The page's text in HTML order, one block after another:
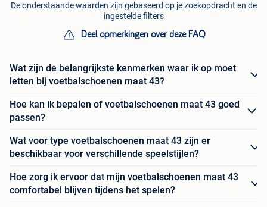
De onderstaande waarden zijn gebaseerd op je zoekopdracht en de
ingestelde filters
Deel opmerkingen over deze FAQ
Wat zijn de belangrijkste kenmerken waar ik op moet
letten bij voetbalschoenen maat 43?
Hoe kan ik bepalen of voetbalschoenen maat 43 goed
passen?
Wat voor type voetbalschoenen maat 43 zijn er
beschikbaar voor verschillende speelstijlen?
Hoe zorg ik ervoor dat mijn voetbalschoenen maat 43
comfortabel blijven tijdens het spelen?